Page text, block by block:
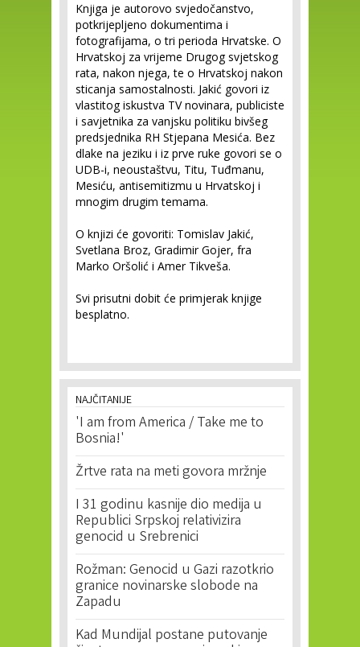
Knjiga je autorovo svjedočanstvo,
potkrijepljeno dokumentima i
fotografijama, o tri perioda Hrvatske. O
Hrvatskoj za vrijeme Drugog svjetskog
rata, nakon njega, te o Hrvatskoj nakon
sticanja samostalnosti. Jakić govori iz
vlastitog iskustva TV novinara, publiciste
i savjetnika za vanjsku politiku bivšeg
predsjednika RH Stjepana Mesića. Bez
dlake na jeziku i iz prve ruke govori se o
UDB-i, neoustaštvu, Titu, Tuđmanu,
Mesiću, antisemitizmu u Hrvatskoj i
mnogim drugim temama.
O knjizi će govoriti: Tomislav Jakić,
Svetlana Broz, Gradimir Gojer, fra
Marko Oršolić i Amer Tikveša.
Svi prisutni dobit će primjerak knjige
besplatno.
NAJČITANIJE
'I am from America / Take me to
Bosnia!'
Žrtve rata na meti govora mržnje
I 31 godinu kasnije dio medija u
Republici Srpskoj relativizira
genocid u Srebrenici
Rožman: Genocid u Gazi razotkrio
granice novinarske slobode na
Zapadu
Kad Mundijal postane putovanje